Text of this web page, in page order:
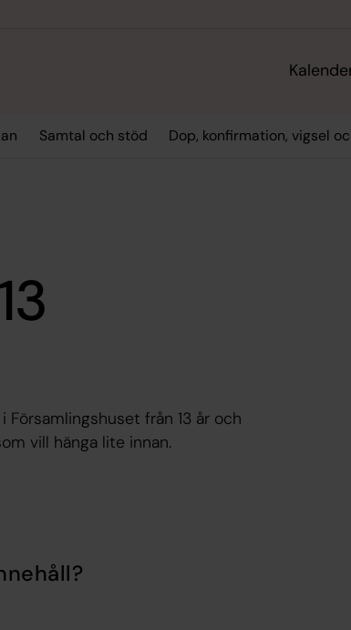
Samtal och stöd Dop, konfirmation, vigsel
från 13 år och
vill hänga lite innan.